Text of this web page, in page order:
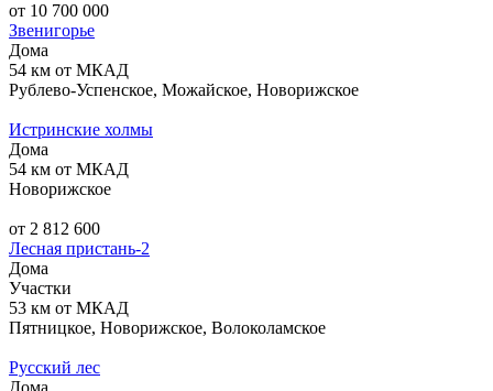
от 10 700 000
Звенигорье
Дома
54 км от МКАД
Рублево-Успенское, Можайское, Новорижское
Истринские холмы
Дома
54 км от МКАД
Новорижское
от 2 812 600
Лесная пристань-2
Дома
Участки
53 км от МКАД
Пятницкое, Новорижское, Волоколамское
Русский лес